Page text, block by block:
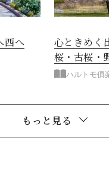
西へ
心ときめく
桜・古桜・
ハルトモ俱
もっと見る